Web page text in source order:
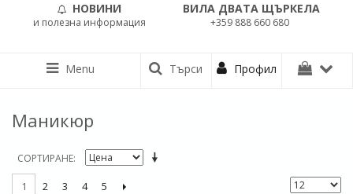
НОВИНИ
и полезна информация
ВИЛА ДВАТА ЩЪРКЕЛА
+359 888 660 680
Menu Търси Профил
Маникюр
СОРТИРАНЕ
1 2 3 4 5